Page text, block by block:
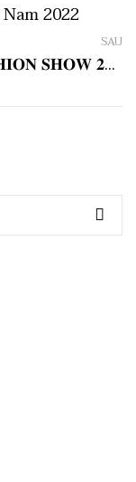
2022
SAU
𝐒 𝐅𝐋𝐎𝐑𝐈𝐒𝐓 >< 𝐇𝐀𝐋𝐈𝐍𝐇𝐓𝐇𝐔 𝐅𝐀𝐒𝐇𝐈𝐎𝐍 𝐒𝐇𝐎𝐖 𝟐𝟎𝟐𝟑 - 𝐀 𝐓𝐀𝐋𝐄 𝐎𝐅 𝐊𝐍𝐎𝐓𝐒 🎀